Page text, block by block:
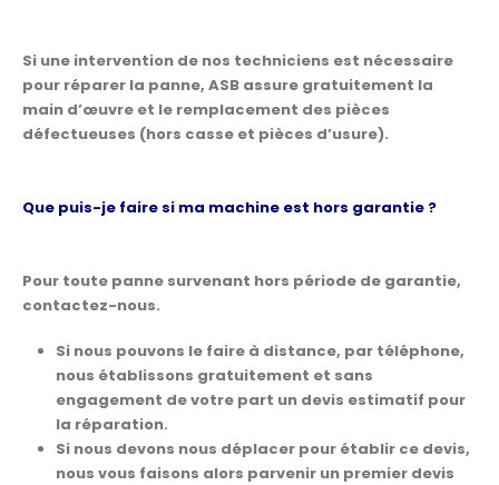
Si une intervention de nos techniciens est nécessaire
pour réparer la panne, ASB assure gratuitement la
main d’œuvre et le remplacement des pièces
défectueuses (hors casse et pièces d’usure).
Que puis-je faire si ma machine est hors garantie ?
Pour toute panne survenant hors période de garantie,
contactez-nous.
Si nous pouvons le faire à distance, par téléphone,
nous établissons gratuitement et sans
engagement de votre part un devis estimatif pour
la réparation.
Si nous devons nous déplacer pour établir ce devis,
nous vous faisons alors parvenir un premier devis